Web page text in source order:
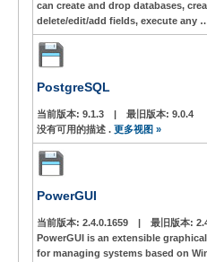
can create and drop databases,
delete/edit/add fields, execute any
PostgreSQL
当前版本: 9.1.3 | 最旧版本: 9.0.4
没有可用的描述 . 更多视图 »
PowerGUI
当前版本: 2.4.0.1659 | 最旧版本:
PowerGUI is an extensible
for managing systems based on